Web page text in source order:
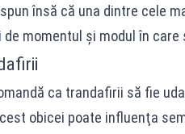
însă că una dintre cele
momentul şi modul în
ca trandafirii să fie
obicei poate influenţa